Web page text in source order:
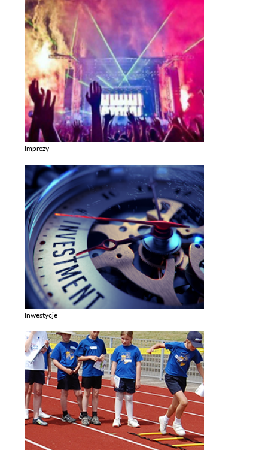
Imprezy
Inwestycje